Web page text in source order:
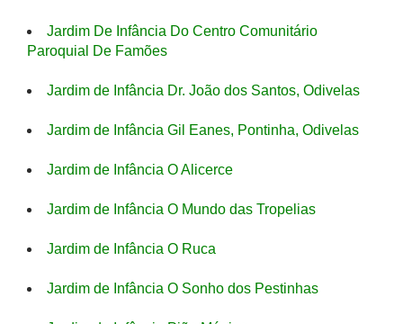
Jardim De Infância Do Centro Comunitário
Paroquial De Famões
Jardim de Infância Dr. João dos Santos, Odivelas
Jardim de Infância Gil Eanes, Pontinha, Odivelas
Jardim de Infância O Alicerce
Jardim de Infância O Mundo das Tropelias
Jardim de Infância O Ruca
Jardim de Infância O Sonho dos Pestinhas